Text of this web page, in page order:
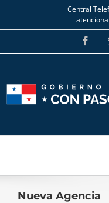
Central
Nueva Agencia